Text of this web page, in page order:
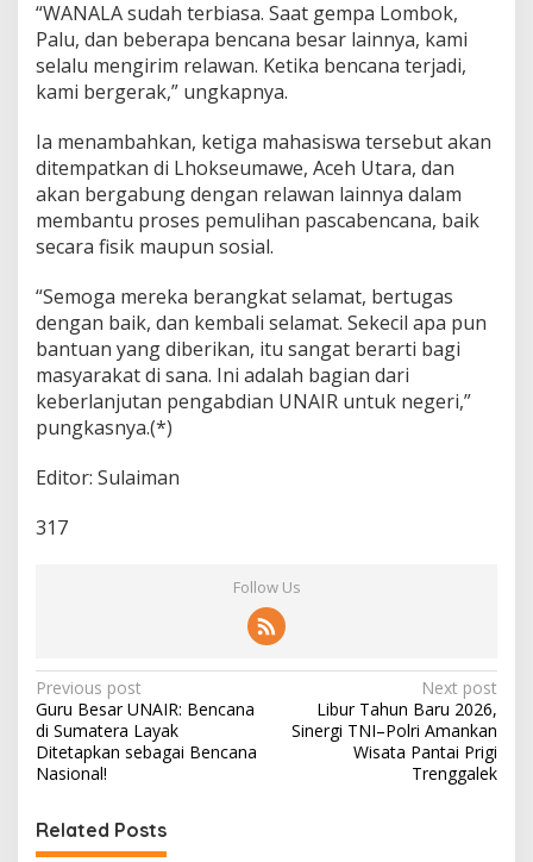
“WANALA sudah terbiasa. Saat gempa Lombok,
Palu, dan beberapa bencana besar lainnya, kami
selalu mengirim relawan. Ketika bencana terjadi,
kami bergerak,” ungkapnya.
Ia menambahkan, ketiga mahasiswa tersebut akan
ditempatkan di Lhokseumawe, Aceh Utara, dan
akan bergabung dengan relawan lainnya dalam
membantu proses pemulihan pascabencana, baik
secara fisik maupun sosial.
“Semoga mereka berangkat selamat, bertugas
dengan baik, dan kembali selamat. Sekecil apa pun
bantuan yang diberikan, itu sangat berarti bagi
masyarakat di sana. Ini adalah bagian dari
keberlanjutan pengabdian UNAIR untuk negeri,”
pungkasnya.(*)
Editor: Sulaiman
317
Follow Us
P
o
s
n
Previous post
Guru Besar UNAIR: Bencana
di Sumatera Layak
Ditetapkan sebagai Bencana
Nasional!
Next post
Libur Tahun Baru 2026,
Sinergi TNI–Polri Amankan
Wisata Pantai Prigi
Trenggalek
Related Posts